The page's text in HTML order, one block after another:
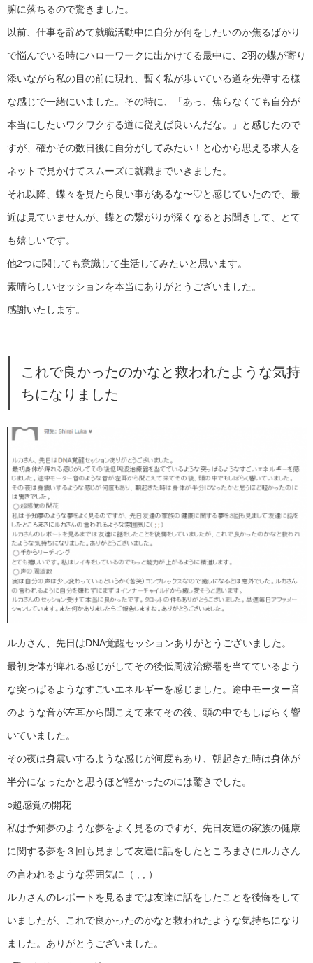
腑に落ちるので驚きました。
以前、仕事を辞めて就職活動中に自分が何をしたいのか焦るばかり
で悩んでいる時にハローワークに出かけてる最中に、2羽の蝶が寄り
添いながら私の目の前に現れ、暫く私が歩いている道を先導する様
な感じで一緒にいました。その時に、「あっ、焦らなくても自分が
本当にしたいワクワクする道に従えば良いんだな。」と感じたので
すが、確かその数日後に自分がしてみたい！と心から思える求人を
ネットで見かけてスムーズに就職までいきました。
それ以降、蝶々を見たら良い事があるな〜♡と感じていたので、最
近は見ていませんが、蝶との繋がりが深くなるとお聞きして、とて
も嬉しいです。
他2つに関しても意識して生活してみたいと思います。
素晴らしいセッションを本当にありがとうございました。
感謝いたします。
これで良かったのかなと救われたような気持
ちになりました
ルカさん、先日はDNA覚醒セッションありがとうございました。
最初身体が痺れる感じがしてその後低周波治療器を当てているよう
な突っぱるようなすごいエネルギーを感じました。途中モーター音
のような音が左耳から聞こえて来てその後、頭の中でもしばらく響
いていました。
その夜は身震いするような感じが何度もあり、朝起きた時は身体が
半分になったかと思うほど軽かったのには驚きでした。
○超感覚の開花
私は予知夢のような夢をよく見るのですが、先日友達の家族の健康
に関する夢を３回も見まして友達に話をしたところまさにルカさん
の言われるような雰囲気に（ ; ; ）
ルカさんのレポートを見るまでは友達に話をしたことを後悔をして
いましたが、これで良かったのかなと救われたような気持ちになり
ました。ありがとうございました。